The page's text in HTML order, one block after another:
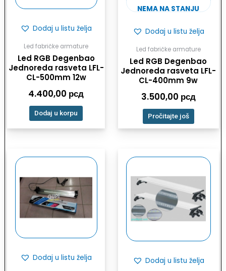
Dodaj u listu želja
Led fabričke armature
Led RGB Degenbao
Jednoreda rasveta LFL-
CL-500mm 12w
4.400,00 рсд
Dodaj u korpu
NEMA NA STANJU
Dodaj u listu želja
Led fabričke armature
Led RGB Degenbao
Jednoreda rasveta LFL-
CL-400mm 9w
3.500,00 рсд
Pročitajte još
Dodaj u listu želja Dodaj u listu želja